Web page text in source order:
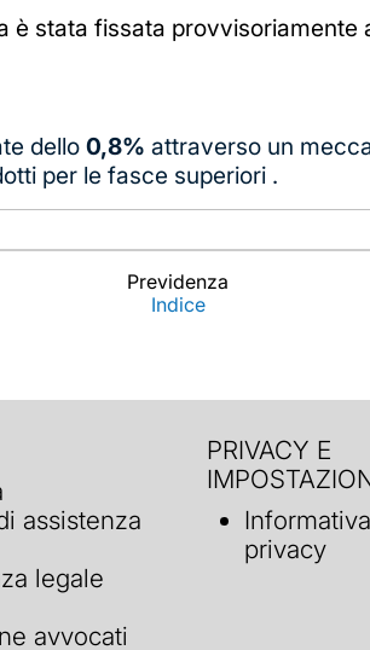
è stata fissata provvisoriamente
dello 0,8% attraverso un
per le fasce superiori .
Previdenza
Indice
assistenza
legale
avvocati
PRIVACY E
privacy